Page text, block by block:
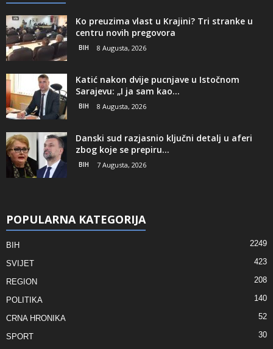
Ko preuzima vlast u Krajini? Tri stranke u
centru novih pregovora
BIH 8 Augusta, 2026
Katić nakon dvije pucnjave u Istočnom
Sarajevu: „I ja sam kao...
BIH 8 Augusta, 2026
Danski sud razjasnio ključni detalj u aferi
zbog koje se prepiru...
BIH 7 Augusta, 2026
POPULARNA KATEGORIJA
BIH 2249
SVIJET 423
REGION 208
POLITIKA 140
CRNA HRONIKA 52
SPORT 30